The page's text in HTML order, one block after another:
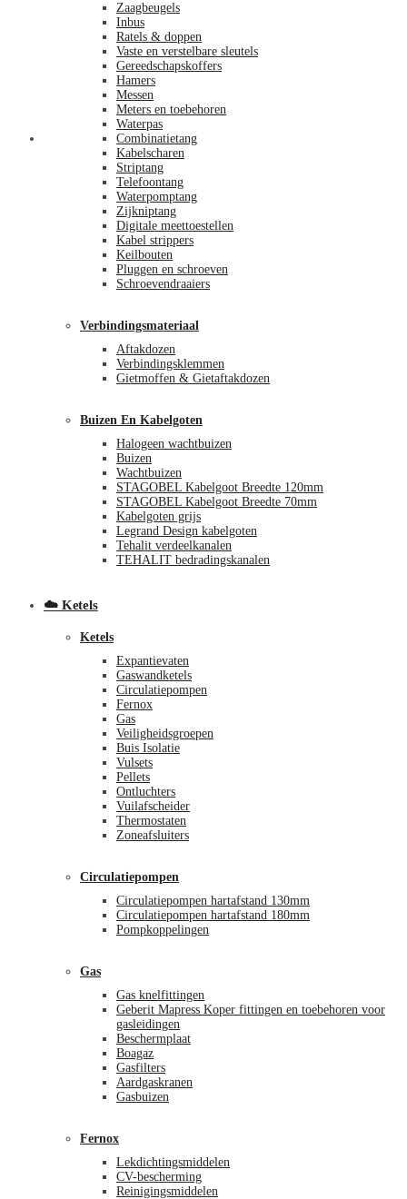
Zaagbeugels
Inbus
Ratels & doppen
Vaste en verstelbare sleutels
Gereedschapskoffers
Hamers
Messen
Meters en toebehoren
Waterpas
Combinatietang
Kabelscharen
Striptang
Telefoontang
Waterpomptang
Zijkniptang
Digitale meettoestellen
Kabel strippers
Keilbouten
Pluggen en schroeven
Schroevendraaiers
Verbindingsmateriaal
Aftakdozen
Verbindingsklemmen
Gietmoffen & Gietaftakdozen
Buizen En Kabelgoten
Halogeen wachtbuizen
Buizen
Wachtbuizen
STAGOBEL Kabelgoot Breedte 120mm
STAGOBEL Kabelgoot Breedte 70mm
Kabelgoten grijs
Legrand Design kabelgoten
Tehalit verdeelkanalen
TEHALIT bedradingskanalen
☁️ Ketels
Ketels
Expantievaten
Gaswandketels
Circulatiepompen
Fernox
Gas
Veiligheidsgroepen
Buis Isolatie
Vulsets
Pellets
Ontluchters
Vuilafscheider
Thermostaten
Zoneafsluiters
Circulatiepompen
Circulatiepompen hartafstand 130mm
Circulatiepompen hartafstand 180mm
Pompkoppelingen
Gas
Gas knelfittingen
Geberit Mapress Koper fittingen en toebehoren voor
gasleidingen
Beschermplaat
Boagaz
Gasfilters
Aardgaskranen
Gasbuizen
Fernox
Lekdichtingsmiddelen
CV-bescherming
Reinigingsmiddelen